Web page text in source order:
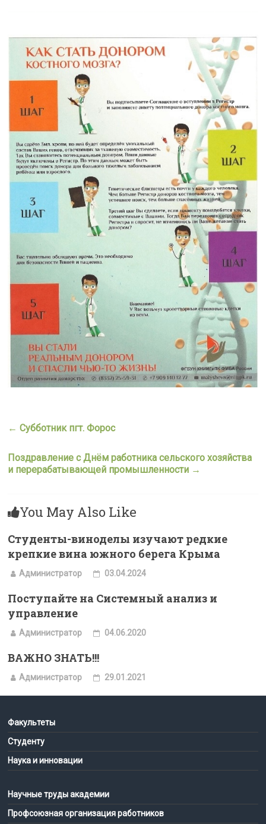
← Субботник пгт. Форос
Поздравление с Днём работника сельского хозяйства
и перерабатывающей промышленности →
You May Also Like
Студенты-виноделы изучают редкие
крепкие вина южного берега Крыма
Администратор 03.04.2024
Поступайте на Системный анализ и
управление
Администратор 04.06.2020
ВАЖНО ЗНАТЬ!!!
Администратор 29.01.2021
Факультеты
Студенту
Наука и инновации
Научные труды академии
Профсоюзная организация работников